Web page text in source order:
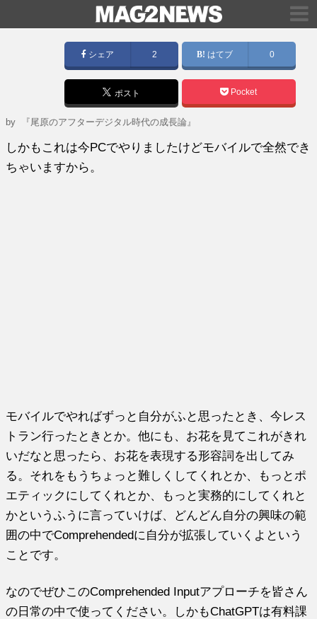
シェア 2 はてブ 0
ポスト Pocket
by 『尾原のアフターデジタル時代の成長論』
しかもこれは今PCでやりましたけどモバイルで全然でき
ちゃいますから。
モバイルでやればずっと自分がふと思ったとき、今レス
トラン行ったときとか。他にも、お花を見てこれがきれ
いだなと思ったら、お花を表現する形容詞を出してみ
る。それをもうちょっと難しくしてくれとか、もっとポ
エティックにしてくれとか、もっと実務的にしてくれと
かというふうに言っていけば、どんどん自分の興味の範
囲の中でComprehendedに自分が拡張していくよという
ことです。
なのでぜひこのComprehended Inputアプローチを皆さん
の日常の中で使ってください。しかもChatGPTは有料課